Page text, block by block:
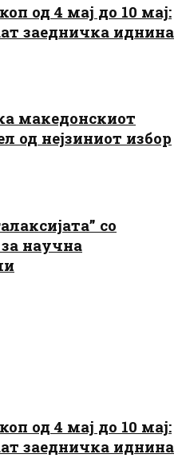
од 4 мај до 10 мај:
заедничка иднина
македонскиот
од нејзиниот избор
со
научна
од 4 мај до 10 мај:
заедничка иднина